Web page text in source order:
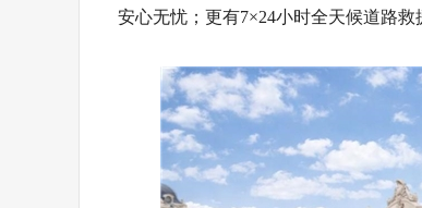
安心无忧；更有7×24小时全天候道路